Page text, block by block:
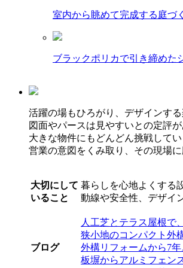
室内から眺めて完成する庭づ
ブラックポリカで引き締めた
活躍の場もひろがり、デザインする
図面やパースは見やすいとの定評が
大きな物件にもどんどん挑戦してい
営業の意図をくみ取り、その現場
大切にして
いること
暮らしを心地よくする
動線や安全性、デザイ
ブログ
人工芝とテラス屋根で
狭小地のコンパクト外
外構リフォームから7
板塀からアルミフェン